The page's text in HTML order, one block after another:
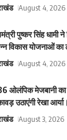
August 4, 2026
पुष्कर सिंह धामी ने
विकास योजनाओं का
August 4, 2026
ओलंपिक मेजबानी
उठाएंगी रेखा आर्या।
August 3, 2026